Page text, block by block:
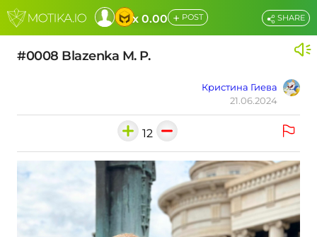
x 0.00 + POST
#0008 Blazenka M. P.
Кристина Гиева
21.06.2024
SHARE
12